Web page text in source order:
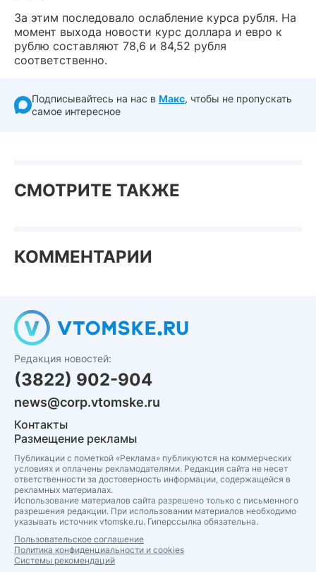
За этим последовало ослабление курса рубля. На
момент выхода новости курс доллара и евро к
рублю составляют 78,6 и 84,52 рубля
соответственно.
Подписывайтесь на нас в Макс, чтобы не пропускать
самое интересное
СМОТРИТЕ ТАКЖЕ
КОММЕНТАРИИ
Редакция новостей:
(3822) 902-904
news@corp.vtomske.ru
Контакты
Размещение рекламы
Публикации с пометкой «Реклама» публикуются на коммерческих
условиях и оплачены рекламодателями. Редакция сайта не несет
ответственности за достоверность информации, содержащейся в
рекламных материалах.
Использование материалов сайта разрешено только с письменного
разрешения редакции. При использовании материалов необходимо
указывать источник vtomske.ru. Гиперссылка обязательна.
Пользовательское соглашение
Политика конфиденциальности и cookies
Системы рекомендаций